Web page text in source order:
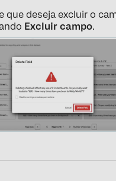
que deseja excluir o
Excluir campo.